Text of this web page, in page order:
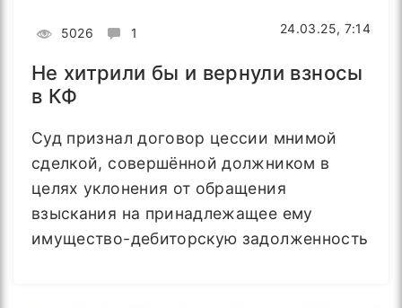
5026 1 24.03.25, 7:14
Не хитрили бы и вернули взносы
в КФ
Суд признал договор цессии мнимой
сделкой, совершённой должником в
целях уклонения от обращения
взыскания на принадлежащее ему
имущество-дебиторскую задолженность